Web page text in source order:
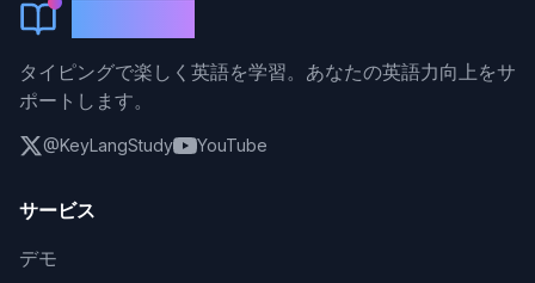
タイピングで楽しく英語を学習。あなたの英語力向上をサ
ポートします。
@KeyLangStudy YouTube
サービス
デモ